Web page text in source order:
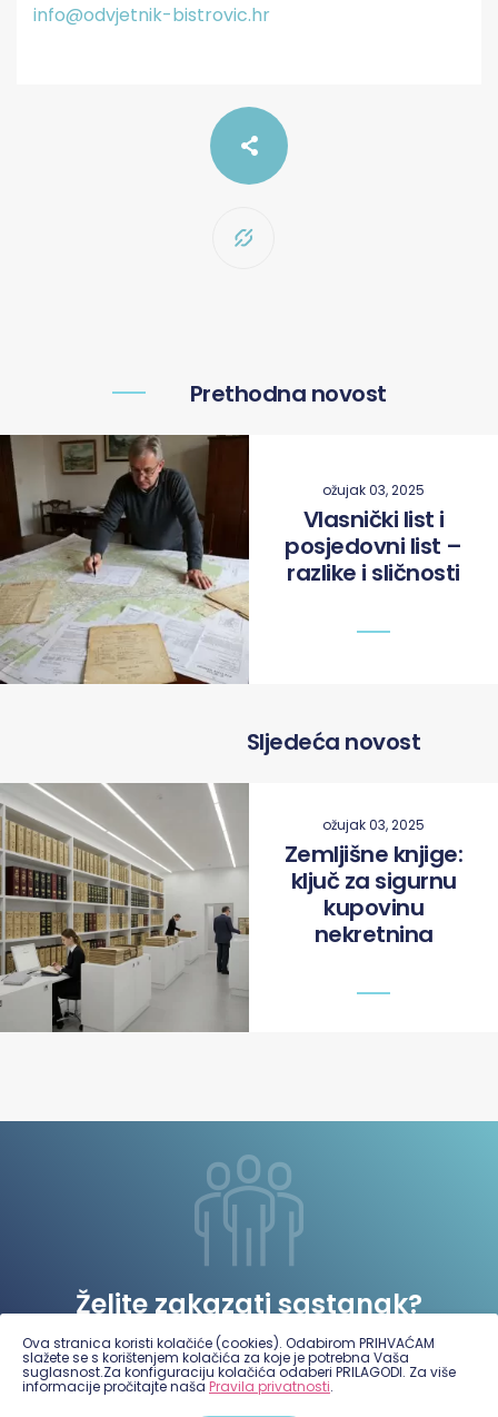
info@odvjetnik-bistrovic.hr
Prethodna novost
ožujak 03, 2025
Vlasnički list i
posjedovni list –
razlike i sličnosti
Sljedeća novost
ožujak 03, 2025
Zemljišne knjige:
ključ za sigurnu
kupovinu
nekretnina
Želite zakazati sastanak?
Javite nam se
Ova stranica koristi kolačiće (cookies). Odabirom PRIHVAĆAM
slažete se s korištenjem kolačića za koje je potrebna Vaša
suglasnost.Za konfiguraciju kolačića odaberi PRILAGODI. Za više
informacije pročitajte naša Pravila privatnosti.